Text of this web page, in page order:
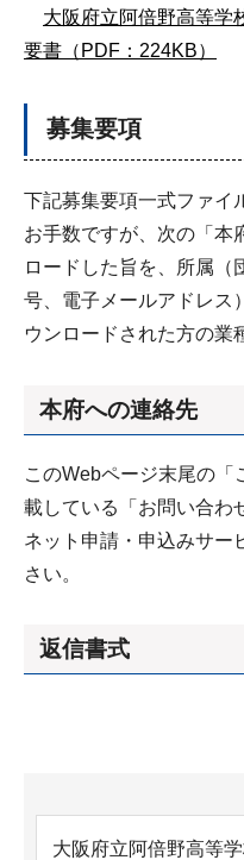
大阪府立阿倍野高等学
要書（PDF：224KB）
募集要項
下記募集要項一式ファイ
お手数ですが、次の「本
ロードした旨を、所属（
号、電子メールアドレス
ウンロードされた方の業
本府への連絡先
このWebページ末尾の「
載している「お問い合わ
ネット申請・申込みサー
さい。
返信書式
大阪府立阿倍野高等